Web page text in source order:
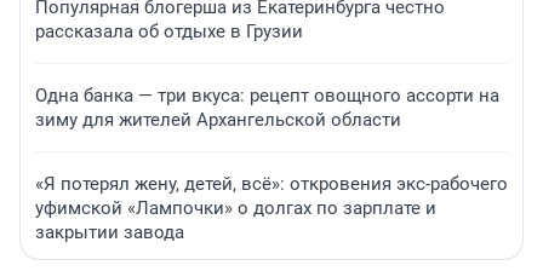
Популярная блогерша из Екатеринбурга честно
рассказала об отдыхе в Грузии
Одна банка — три вкуса: рецепт овощного ассорти на
зиму для жителей Архангельской области
«Я потерял жену, детей, всё»: откровения экс-рабочего
уфимской «Лампочки» о долгах по зарплате и
закрытии завода